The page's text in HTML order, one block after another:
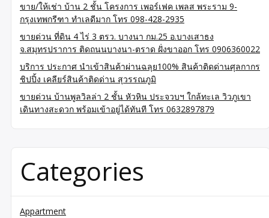
ขาย/ให้เช่า บ้าน 2 ชั้น โครงการ เพอร์เฟค เพลส พระราม 9-
กรุงเทพกรีฑา ทำเลดีมาก โทร 098-428-2935
ขายด่วน ที่ดิน 4 ไร่ 3 ตรว. บางนา กม.25 อ.บางเสาธง
จ.สมุทรปราการ ติดถนนบางนา-ตราด ฝั่งขาออก โทร 0906360022
บริการ ประกาศ นำเข้าสินค้าผ่านฉลุย100% สินค้าติดด่านศุลกากร
ชิปปิ้ง เคลียร์สินค้าติดด่าน สุวรรณภูมิ
ขายด่วน บ้านพูลวิลล่า 2 ชั้น หัวหิน ประจวบฯ ใกล้ทะเล วิวภูเขา
เดินทางสะดวก พร้อมเข้าอยู่ได้ทันที โทร 0632897879
Categories
Appartment